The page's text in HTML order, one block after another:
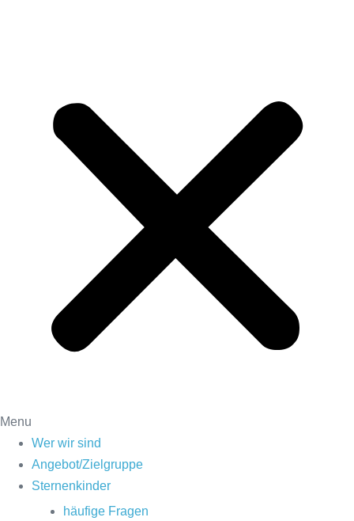
Menu
Wer wir sind
Angebot/Zielgruppe
Sternenkinder
häufige Fragen